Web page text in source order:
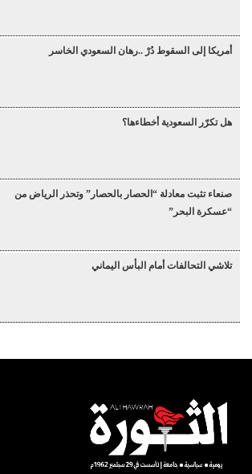
أمريكا إلى السقوط دُرْ ..رهان السعودي الخاسر
هل تكرّر السعودية أخطاءها؟
صنعاء تثبت معادلة “الحصار بالحصار” وتحذر الرياض من
“عسكرة البحر”
تلاشي التحالفات أمام البأس اليماني